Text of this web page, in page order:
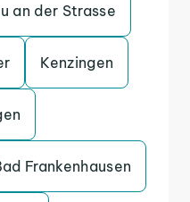
an der Strasse
Kenzingen
Frankenhausen